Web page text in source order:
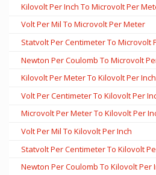
Kilovolt Per Inch To Microvolt Per
Volt Per Mil To Microvolt Per Meter
Statvolt Per Centimeter To Microvolt
Newton Per Coulomb To Microvolt
Kilovolt Per Meter To Kilovolt Per Inch
Volt Per Centimeter To Kilovolt Per
Microvolt Per Meter To Kilovolt Per
Volt Per Mil To Kilovolt Per Inch
Statvolt Per Centimeter To Kilovolt
Newton Per Coulomb To Kilovolt Per